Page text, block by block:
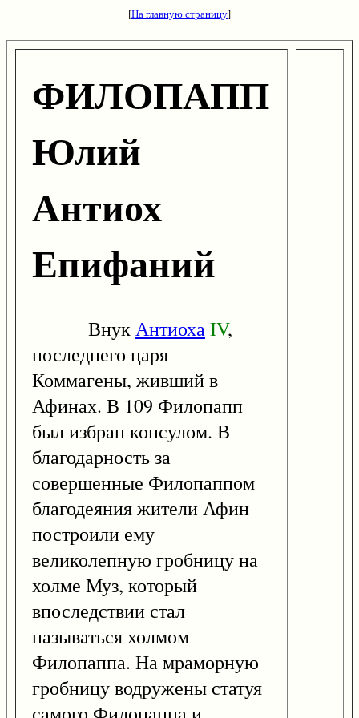
[На главную страницу]
ФИЛОПАПП
Юлий
Антиох
Епифаний
ВнукАнтиохаIV,
последнего царя
Коммагены, живший в
Афинах. В 109 Филопапп
был избран консулом. В
благодарность за
совершенные Филопаппом
благодеяния жители Афин
построили ему
великолепную гробницу на
холме Муз, который
впоследствии стал
называться холмом
Филопаппа. На мраморную
гробницу водружены статуя